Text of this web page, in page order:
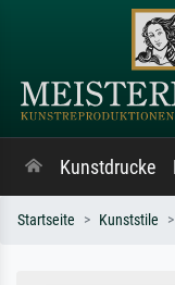
Kunstdrucke
Startseite Kunststile